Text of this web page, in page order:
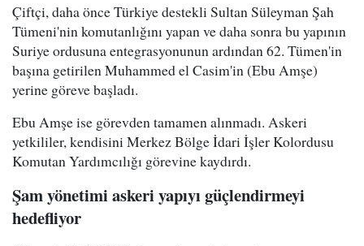
Çiftçi, daha önce Türkiye destekli Sultan Süleyman Şah
Tümeni'nin komutanlığını yapan ve daha sonra bu yapının
Suriye ordusuna entegrasyonunun ardından 62. Tümen'in
başına getirilen Muhammed el Casim'in (Ebu Amşe)
yerine göreve başladı.
Ebu Amşe ise görevden tamamen alınmadı. Askeri
yetkililer, kendisini Merkez Bölge İdari İşler Kolordusu
Komutan Yardımcılığı görevine kaydırdı.
Şam yönetimi askeri yapıyı güçlendirmeyi
hedefliyor